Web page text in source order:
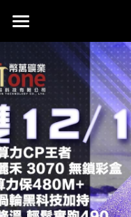
首頁
熱銷礦機
礦機託管
分期購機
礦機資訊
品牌規格
最新資訊
所有商品分類
所有博客分類
最新消息
新機快報
Antminer固件升級
挖礦算法